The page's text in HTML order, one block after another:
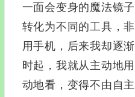
一面会变身的魔法镜
转化为不同的工具，
用手机，后来我却逐
时起，我就从主动地
动地看，变得不由自